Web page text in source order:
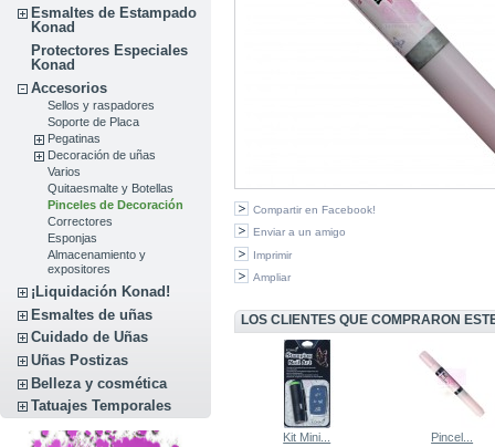
Esmaltes de Estampado
Konad
Protectores Especiales
Konad
Accesorios
Sellos y raspadores
Soporte de Placa
Pegatinas
Decoración de uñas
Varios
Quitaesmalte y Botellas
Pinceles de Decoración
Correctores
Esponjas
Almacenamiento y
expositores
¡Liquidación Konad!
Esmaltes de uñas
Cuidado de Uñas
Uñas Postizas
Belleza y cosmética
Tatuajes Temporales
Compartir en Facebook!
Enviar a un amigo
Imprimir
Ampliar
LOS CLIENTES QUE COMPRARON
Kit Mini... Pincel...